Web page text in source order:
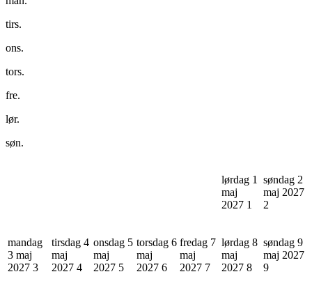
tirs.
ons.
tors.
fre.
lør.
søn.
lørdag 1
maj
2027 1
søndag 2
maj 2027
2
mandag
3 maj
2027 3
tirsdag 4
maj
2027 4
onsdag 5
maj
2027 5
torsdag 6
maj
2027 6
fredag 7
maj
2027 7
lørdag 8
maj
2027 8
søndag 9
maj 2027
9